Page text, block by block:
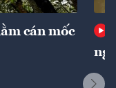
cán mốc